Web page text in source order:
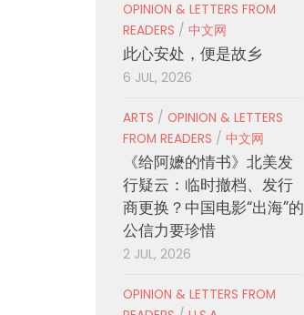
OPINION & LETTERS FROM
READERS / 中文网
此心安处，便是故乡
6 JUL, 2026
ARTS / OPINION & LETTERS
FROM READERS / 中文网
《给阿嬷的情书》北美发
行疑云：临时撤档、发行
商更换？中国电影“出海”的
公信力要珍惜
2 JUL, 2026
OPINION & LETTERS FROM